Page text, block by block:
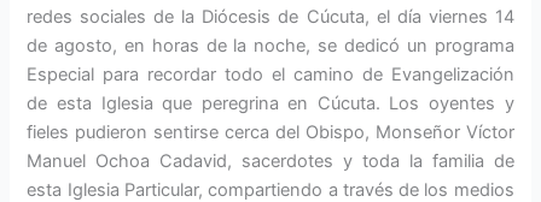
redes sociales de la Diócesis de Cúcuta, el día viernes 14
de agosto, en horas de la noche, se dedicó un programa
Especial para recordar todo el camino de Evangelización
de esta Iglesia que peregrina en Cúcuta. Los oyentes y
fieles pudieron sentirse cerca del Obispo, Monseñor Víctor
Manuel Ochoa Cadavid, sacerdotes y toda la familia de
esta Iglesia Particular, compartiendo a través de los medios